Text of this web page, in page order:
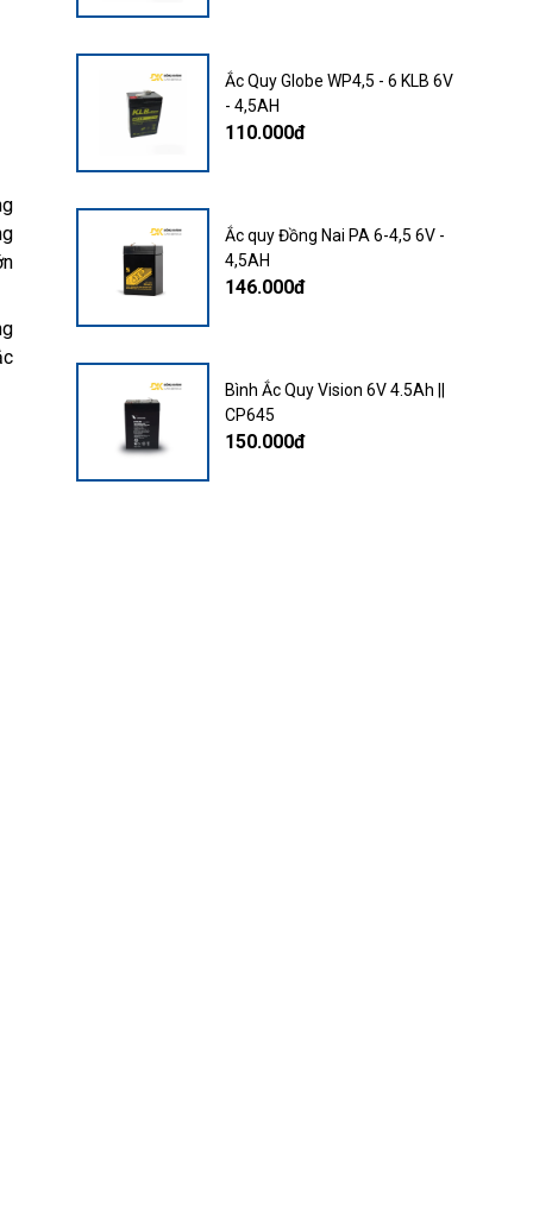
Ắc Quy Globe WP4,5 - 6 KLB 6V
- 4,5AH
110.000đ
Ắc quy Đồng Nai PA 6-4,5 6V -
4,5AH
146.000đ
Bình Ắc Quy Vision 6V 4.5Ah ||
CP645
150.000đ